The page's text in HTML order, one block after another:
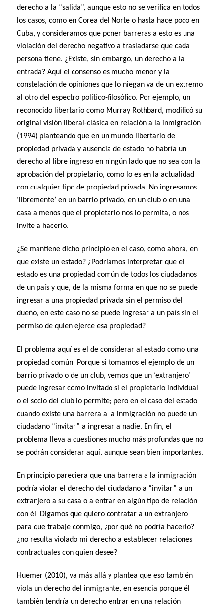
derecho a la “salida”, aunque esto no se verifica en todos
los casos, como en Corea del Norte o hasta hace poco en
Cuba, y consideramos que poner barreras a esto es una
violación del derecho negativo a trasladarse que cada
persona tiene. ¿Existe, sin embargo, un derecho a la
entrada? Aquí el consenso es mucho menor y la
constelación de opiniones que lo niegan va de un extremo
al otro del espectro político-filosófico. Por ejemplo, un
reconocido libertario como Murray Rothbard, modificó su
original visión liberal-clásica en relación a la inmigración
(1994) planteando que en un mundo libertario de
propiedad privada y ausencia de estado no habría un
derecho al libre ingreso en ningún lado que no sea con la
aprobación del propietario, como lo es en la actualidad
con cualquier tipo de propiedad privada. No ingresamos
‘libremente’ en un barrio privado, en un club o en una
casa a menos que el propietario nos lo permita, o nos
invite a hacerlo.
¿Se mantiene dicho principio en el caso, como ahora, en
que existe un estado? ¿Podríamos interpretar que el
estado es una propiedad común de todos los ciudadanos
de un país y que, de la misma forma en que no se puede
ingresar a una propiedad privada sin el permiso del
dueño, en este caso no se puede ingresar a un país sin el
permiso de quien ejerce esa propiedad?
El problema aquí es el de considerar al estado como una
propiedad común. Porque si tomamos el ejemplo de un
barrio privado o de un club, vemos que un ‘extranjero’
puede ingresar como invitado si el propietario individual
o el socio del club lo permite; pero en el caso del estado
cuando existe una barrera a la inmigración no puede un
ciudadano “invitar” a ingresar a nadie. En fin, el
problema lleva a cuestiones mucho más profundas que no
se podrán considerar aquí, aunque sean bien importantes.
En principio pareciera que una barrera a la inmigración
podría violar el derecho del ciudadano a “invitar” a un
extranjero a su casa o a entrar en algún tipo de relación
con él. Digamos que quiero contratar a un extranjero
para que trabaje conmigo, ¿por qué no podría hacerlo?
¿no resulta violado mi derecho a establecer relaciones
contractuales con quien desee?
Huemer (2010), va más allá y plantea que eso también
viola un derecho del inmigrante, en esencia porque él
también tendría un derecho entrar en una relación